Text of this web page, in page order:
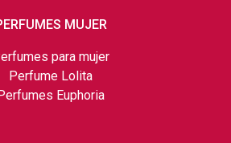
MUJER
para mujer
Perfume Lolita
Perfumes Euphoria